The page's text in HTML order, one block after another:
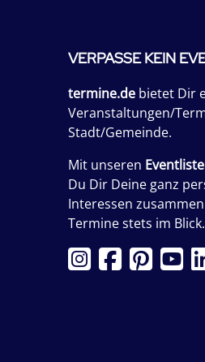
VERPASSE KEIN
termine.de bietet Dir
Veranstaltungen/
Stadt/Gemeinde.
Mit unseren
Du Dir Deine ganz
Interessen
Termine stets im Blick.